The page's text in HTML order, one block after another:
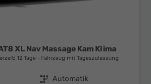
XL Nav Massage Kam Klima
12 Tage Fahrzeug mit Tageszulassung
Getriebe Automatik